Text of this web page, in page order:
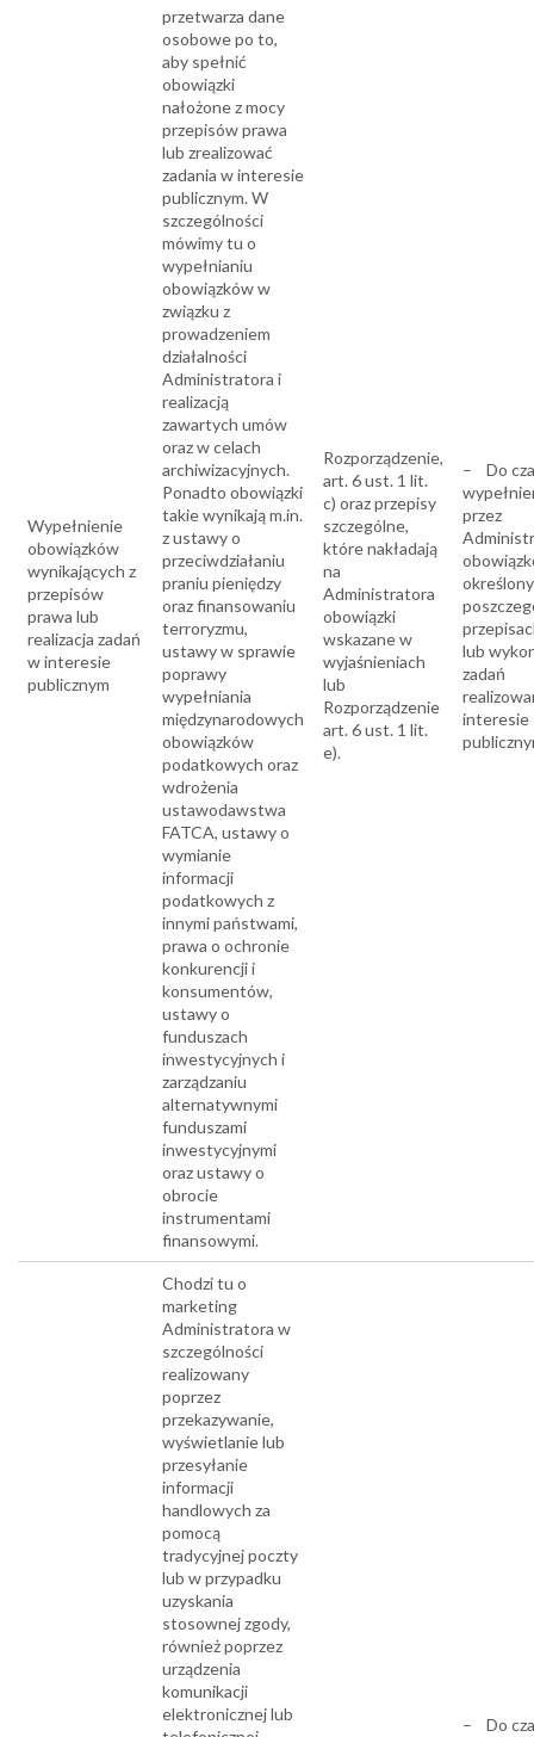
Wypełnienie
obowiązków
wynikających z
przepisów
prawa lub
realizacja zadań
w interesie
publicznym
przetwarza dane
osobowe po to,
aby spełnić
obowiązki
nałożone z mocy
przepisów prawa
lub zrealizować
zadania w interesie
publicznym. W
szczególności
mówimy tu o
wypełnianiu
obowiązków w
związku z
prowadzeniem
działalności
Administratora i
realizacją
zawartych umów
oraz w celach
archiwizacyjnych.
Ponadto obowiązki
takie wynikają m.in.
z ustawy o
przeciwdziałaniu
praniu pieniędzy
oraz finansowaniu
terroryzmu,
ustawy w sprawie
poprawy
wypełniania
międzynarodowych
obowiązków
podatkowych oraz
wdrożenia
ustawodawstwa
FATCA, ustawy o
wymianie
informacji
podatkowych z
innymi państwami,
prawa o ochronie
konkurencji i
konsumentów,
ustawy o
funduszach
inwestycyjnych i
zarządzaniu
alternatywnymi
funduszami
inwestycyjnymi
oraz ustawy o
obrocie
instrumentami
finansowymi.
Rozporządzenie,
art. 6 ust. 1 lit.
c) oraz przepisy
szczególne,
które nakładają
na
Administratora
obowiązki
wskazane w
wyjaśnieniach
lub
Rozporządzenie
art. 6 ust. 1 lit.
e).
– Do
przez
lub
zadań
interesie
Chodzi tu o
marketing
Administratora w
szczególności
realizowany
poprzez
przekazywanie,
wyświetlanie lub
przesyłanie
informacji
handlowych za
pomocą
tradycyjnej poczty
lub w przypadku
uzyskania
stosownej zgody,
również poprzez
urządzenia
komunikacji
elektronicznej lub
– Do